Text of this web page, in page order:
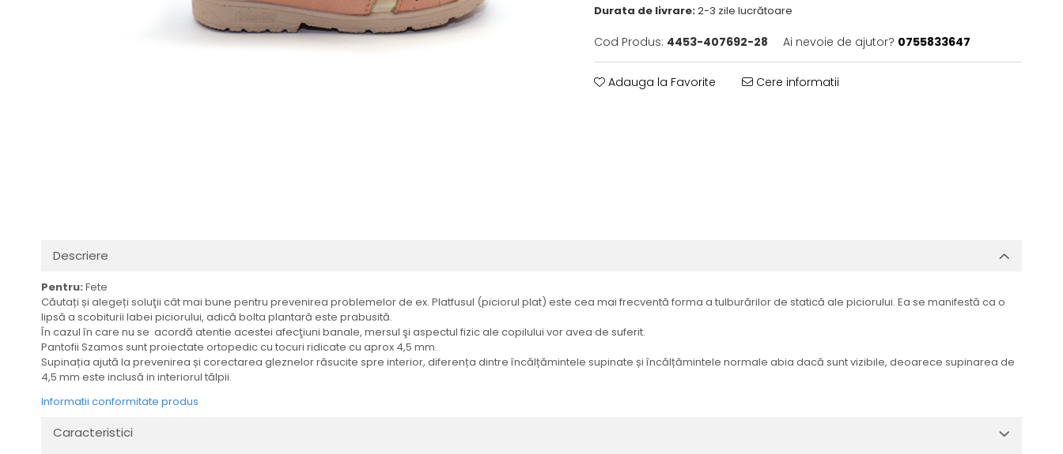
Durata de livrare:2-3 zile lucrătoare
Cod Produs: 4453-407692-28 Ai nevoie de ajutor? 0755833647
Adauga la Favorite Cere informatii
Descriere
Pentru: Fete
Căutați și alegeți soluţii cât mai bune pentru prevenirea problemelor de ex. Platfusul (piciorul plat) este cea mai frecventă forma a tulburărilor de statică ale piciorului. Ea se manifestă ca o
lipsă a scobiturii labei piciorului, adică bolta plantară este prabusită.
În cazul în care nu se acordă atentie acestei afecţiuni banale, mersul şi aspectul fizic ale copilului vor avea de suferit.
Pantofii Szamos sunt proiectate ortopedic cu tocuri ridicate cu aprox 4,5 mm.
Supinația ajută la prevenirea și corectarea gleznelor răsucite spre interior, diferența dintre încălțămintele supinate și încălțămintele normale abia dacă sunt vizibile, deoarece supinarea de
4,5 mm este inclusă in interiorul tălpii.
Informatii conformitate produs
Caracteristici